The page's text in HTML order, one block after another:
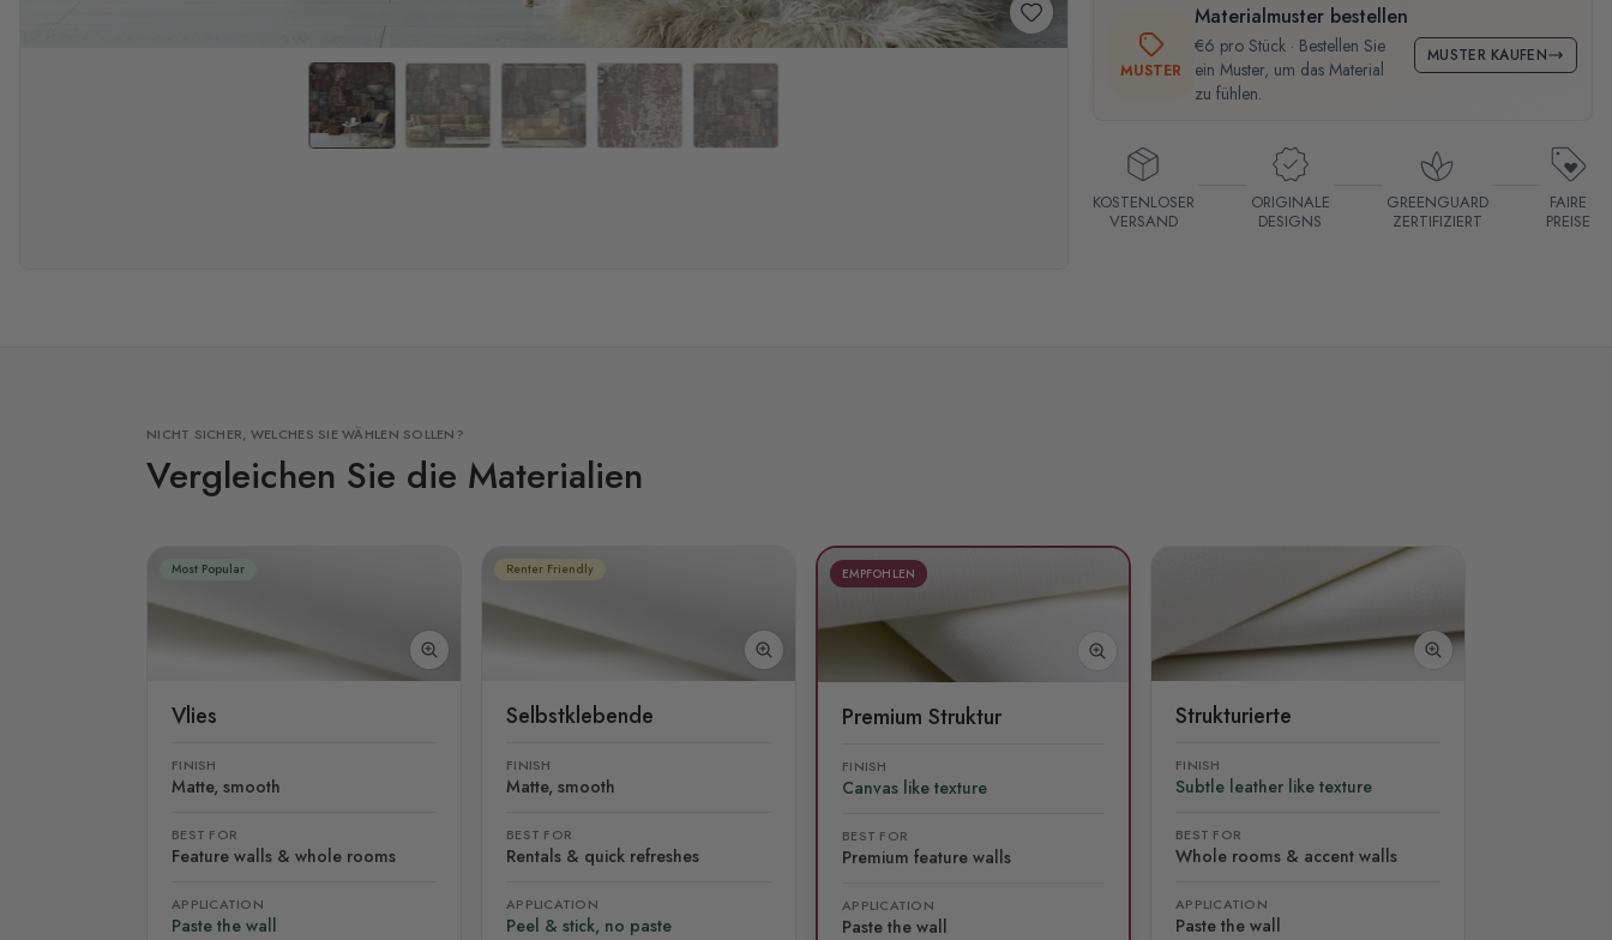
MUSTER
Materialmuster bestellen
€6 pro Stück · Bestellen Sie
ein Muster, um das Material
zu fühlen.
MUSTER KAUFEN
KOSTENLOSER
VERSAND
ORIGINALE
DESIGNS
GREENGUARD
ZERTIFIZIERT
FAIRE
PREISE
NICHT SICHER, WELCHES SIE WÄHLEN SOLLEN?
Vergleichen Sie die Materialien
Most Popular
Vlies
FINISH
Matte, smooth
BEST FOR
Feature walls & whole rooms
APPLICATION
Paste the wall
Renter Friendly
Selbstklebende
FINISH
Matte, smooth
BEST FOR
Rentals & quick refreshes
APPLICATION
Peel & stick, no paste
EMPFOHLEN
Premium Struktur
FINISH
Canvas like texture
BEST FOR
Premium feature walls
APPLICATION
Paste the wall
Strukturierte
FINISH
Subtle leather like texture
BEST FOR
Whole rooms & accent walls
APPLICATION
Paste the wall